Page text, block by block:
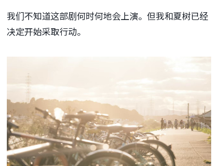
我们不知道这部剧何时何地会上演。但我和夏树已经
决定开始采取行动。